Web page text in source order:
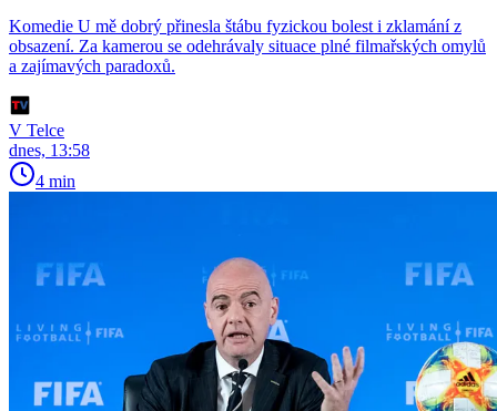
Komedie U mě dobrý přinesla štábu fyzickou bolest i zklamání z
obsazení. Za kamerou se odehrávaly situace plné filmařských omylů
a zajímavých paradoxů.
V Telce
dnes, 13:58
4 min